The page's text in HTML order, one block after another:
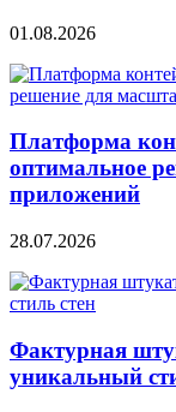
01.08.2026
Платформа
оптимальное
приложений
28.07.2026
Фактурная
уникальный